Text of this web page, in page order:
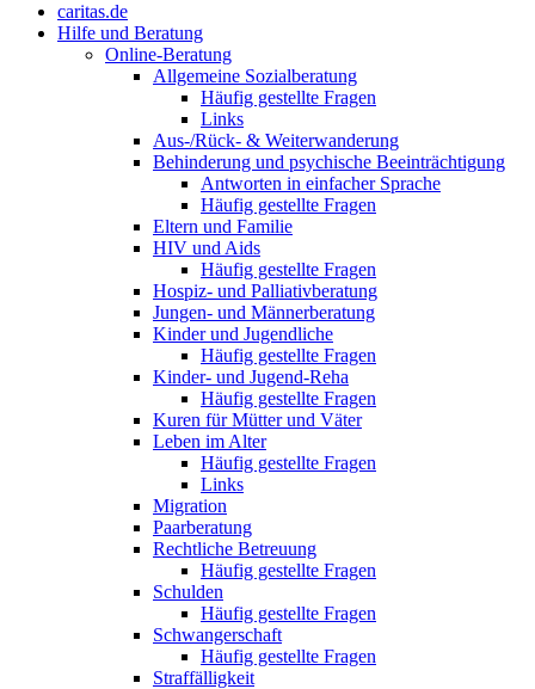
caritas.de
Hilfe und Beratung
Online-Beratung
Allgemeine Sozialberatung
Häufig gestellte Fragen
Links
Aus-/Rück- & Weiterwanderung
Behinderung und psychische Beeinträchtigung
Antworten in einfacher Sprache
Häufig gestellte Fragen
Eltern und Familie
HIV und Aids
Häufig gestellte Fragen
Hospiz- und Palliativberatung
Jungen- und Männerberatung
Kinder und Jugendliche
Häufig gestellte Fragen
Kinder- und Jugend-Reha
Häufig gestellte Fragen
Kuren für Mütter und Väter
Leben im Alter
Häufig gestellte Fragen
Links
Migration
Paarberatung
Rechtliche Betreuung
Häufig gestellte Fragen
Schulden
Häufig gestellte Fragen
Schwangerschaft
Häufig gestellte Fragen
Straffälligkeit